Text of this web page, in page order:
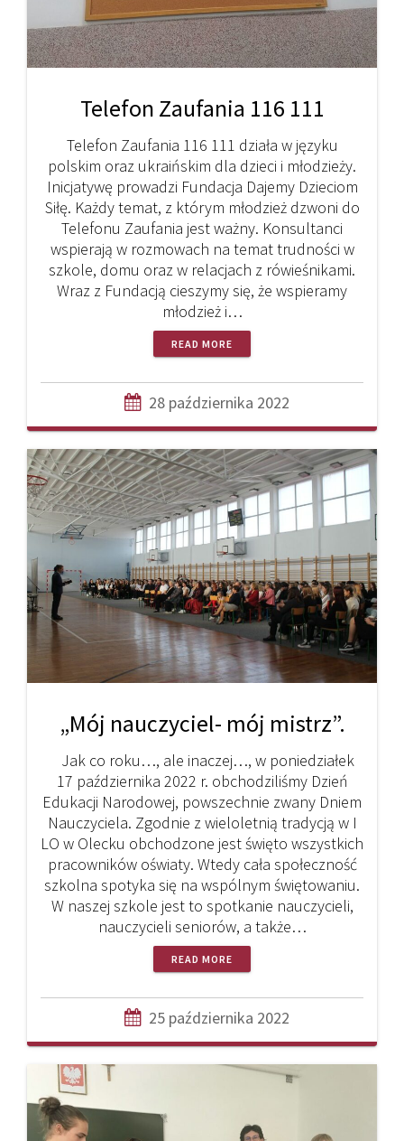
Telefon Zaufania 116 111
Telefon Zaufania 116 111 działa w języku
polskim oraz ukraińskim dla dzieci i młodzieży.
Inicjatywę prowadzi Fundacja Dajemy Dzieciom
Siłę. Każdy temat, z którym młodzież dzwoni do
Telefonu Zaufania jest ważny. Konsultanci
wspierają w rozmowach na temat trudności w
szkole, domu oraz w relacjach z rówieśnikami.
Wraz z Fundacją cieszymy się, że wspieramy
młodzież i…
READ MORE
28 października 2022
„Mój nauczyciel- mój mistrz”.
Jak co roku…, ale inaczej…, w poniedziałek
17 października 2022 r. obchodziliśmy Dzień
Edukacji Narodowej, powszechnie zwany Dniem
Nauczyciela. Zgodnie z wieloletnią tradycją w I
LO w Olecku obchodzone jest święto wszystkich
pracowników oświaty. Wtedy cała społeczność
szkolna spotyka się na wspólnym świętowaniu.
W naszej szkole jest to spotkanie nauczycieli,
nauczycieli seniorów, a także…
READ MORE
25 października 2022